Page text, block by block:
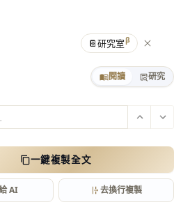
閱讀
研究
一鍵複製全文
AI 去換行複製
📔研究室β